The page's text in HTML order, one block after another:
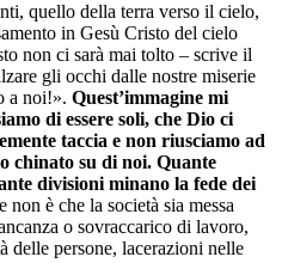
quello della terra verso il cielo,
in Gesù Cristo del cielo
non ci sarà mai tolto – scrive il
gli occhi dalle nostre miserie
a noi!». Quest’immagine mi
di essere soli, che Dio ci
taccia e non riusciamo ad
chinato su di noi. Quante
divisioni minano la fede dei
non è che la società sia messa
o sovraccarico di lavoro,
delle persone, lacerazioni nelle